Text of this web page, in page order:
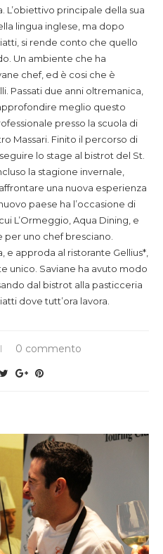
L’obiettivo principale della sua
lingua inglese, ma dopo
si rende conto che quello
Un ambiente che ha
chef, ed è cosi che è
Passati due anni oltremanica,
meglio questo
presso la scuola di
Massari. Finito il percorso di
lo stage al bistrot del St.
la stagione invernale,
una nuova esperienza
paese ha l’occasione di
L’Ormeggio, Aqua Dining, e
per uno chef bresciano.
e approda al ristorante Gellius*,
unico. Saviane ha avuto modo
dal bistrot alla pasticceria
dove tutt’ora lavora.
0 commento